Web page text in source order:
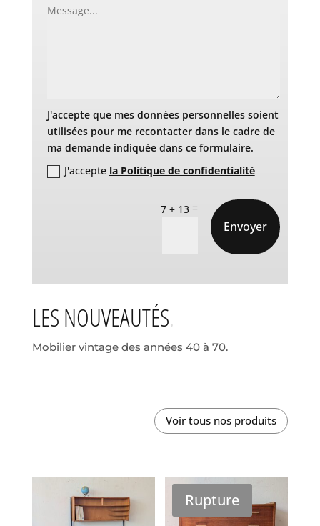
J'accepte que mes données personnelles soient
utilisées pour me recontacter dans le cadre de
ma demande indiquée dans ce formulaire.
J'accepte la Politique de confidentialité
7 + 13 =
Envoyer
LES NOUVEAUTÉS
Mobilier vintage des années 40 à 70.
Voir tous nos produits
Rupture